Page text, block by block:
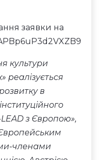
заявки на
культури
реалізується
в
з Європою»,
членами